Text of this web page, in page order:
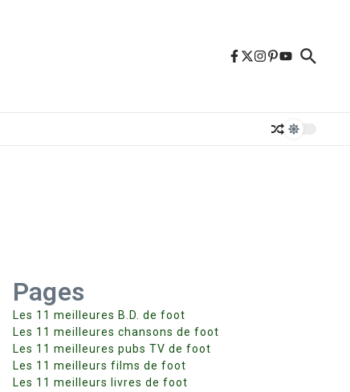
Pages
Les 11 meilleures B.D. de foot
Les 11 meilleures chansons de foot
Les 11 meilleures pubs TV de foot
Les 11 meilleurs films de foot
Les 11 meilleurs livres de foot